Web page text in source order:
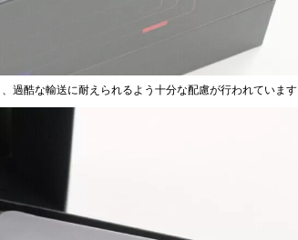
過酷な輸送に耐えられるよう十分な配慮が行われています